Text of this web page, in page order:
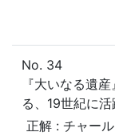
No. 34
『大いなる遺
る、19世紀に
正解 : チャー